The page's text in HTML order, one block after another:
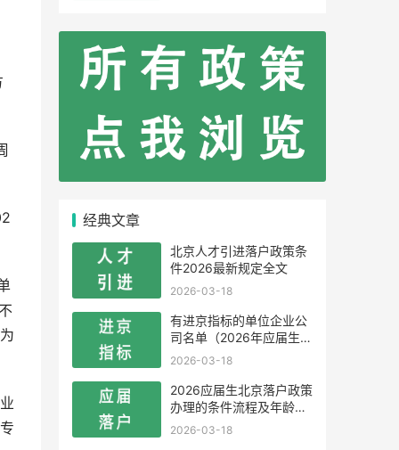
经典文章
北京人才引进落户政策条
件2026最新规定全文
2026-03-18
有进京指标的单位企业公
司名单（2026年应届生留
学生）
2026-03-18
2026应届生北京落户政策
办理的条件流程及年龄限
制
2026-03-18